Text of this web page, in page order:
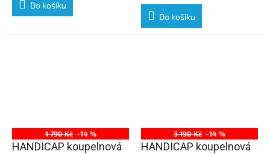
Do košíku
Do košíku
1 790 Kč –14 %
HANDICAP koupelnová
3 190 Kč –14 %
HANDICAP koupelnová